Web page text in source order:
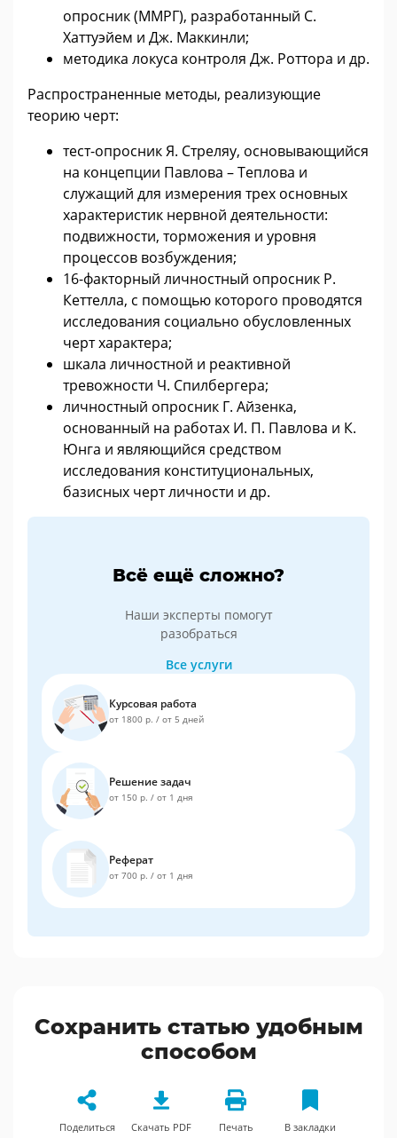
опросник (ММРГ), разработанный С.
Хаттуэйем и Дж. Маккинли;
методика локуса контроля Дж. Роттора и др.
Распространенные методы, реализующие
теорию черт:
тест-опросник Я. Стреляу, основывающийся
на концепции Павлова – Теплова и
служащий для измерения трех основных
характеристик нервной деятельности:
подвижности, торможения и уровня
процессов возбуждения;
16-факторный личностный опросник Р.
Кеттелла, с помощью которого проводятся
исследования социально обусловленных
черт характера;
шкала личностной и реактивной
тревожности Ч. Спилбергера;
личностный опросник Г. Айзенка,
основанный на работах И. П. Павлова и К.
Юнга и являющийся средством
исследования конституциональных,
базисных черт личности и др.
Всё ещё сложно?
Наши эксперты помогут
разобраться
Все услуги
Курсовая работа
от 1800 р. / от 5 дней
Решение задач
от 150 р. / от 1 дня
Реферат
от 700 р. / от 1 дня
Сохранить статью удобным
способом
Поделиться Скачать PDF Печать В закладки